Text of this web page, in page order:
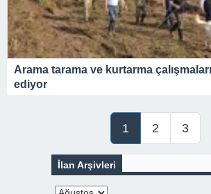
Arama tarama ve kurtarma
ediyor
1 2 3
İlan Arşivleri